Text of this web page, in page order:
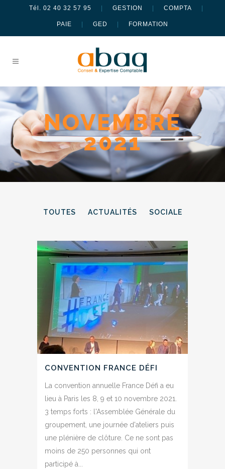
Tél. 02 40 32 57 95 GESTION COMPTA
PAIE GED FORMATION
NOVEMBRE
2021
TOUTES ACTUALITÉS SOCIALE
CONVENTION FRANCE DÉFI
La convention annuelle France Défi a eu
lieu à Paris les 8, 9 et 10 novembre 2021.
3 temps forts : l'Assemblée Générale du
groupement, une journée d'ateliers puis
une plénière de clôture. Ce ne sont pas
moins de 250 personnes qui ont
participé à...